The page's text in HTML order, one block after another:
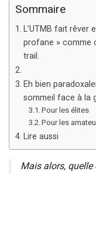
Sommaire
L’UTMB fait rêver
profane » comme
trail.
Eh bien
sommeil face à la
Pour les élites
Pour les
Lire aussi
Mais alors,